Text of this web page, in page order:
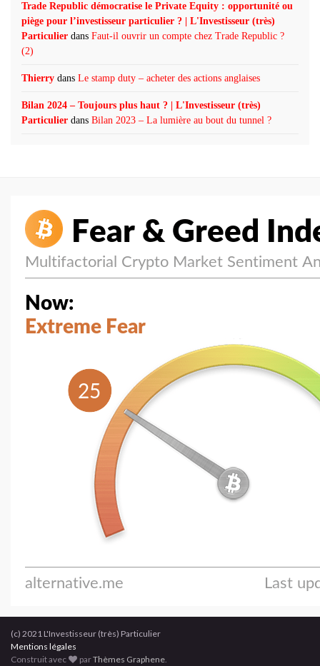
Trade Republic démocratise le Private Equity : opportunité ou
piège pour l’investisseur particulier ? | L'Investisseur (très)
Particulier dans Faut-il ouvrir un compte chez Trade Republic ?
(2)
Thierry dans Le stamp duty – acheter des actions anglaises
Bilan 2024 – Toujours plus haut ? | L'Investisseur (très)
Particulier dans Bilan 2023 – La lumière au bout du tunnel ?
(c) 2021 L'Investisseur (très) Particulier
Mentions légales
Construit avec
parThèmes Graphene.